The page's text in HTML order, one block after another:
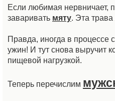
Если любимая нервничает,
заваривать мяту. Эта трава
Правда, иногда в
ужин! И тут снова выручит
пищевой нагрузкой.
Теперь перечислим